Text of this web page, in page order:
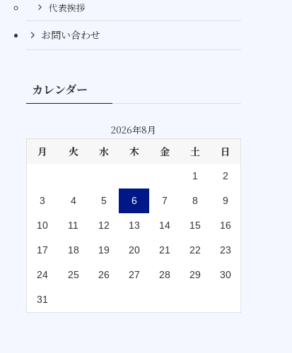
代表挨拶
お問い合わせ
カレンダー
2026年8月
月 火 水 木 金 土 日
1 2
3 4 5 6 7 8 9
10 11 12 13 14 15 16
17 18 19 20 21 22 23
24 25 26 27 28 29 30
31